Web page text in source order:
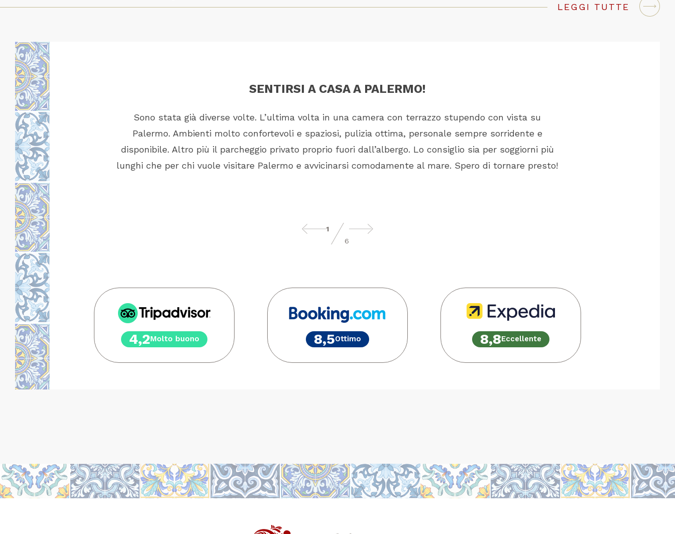
LEGGI TUTTE
,capace di
Locazione
per raggiungere
al meglio.
SENTIRSI A CASA A PALERMO!
Sono stata già diverse volte. L’ultima volta in una camera con terrazzo stupendo con vista su
Palermo. Ambienti molto confortevoli e spaziosi, pulizia ottima, personale sempre sorridente e
disponibile. Altro più il parcheggio privato proprio fuori dall’albergo. Lo consiglio sia per soggiorni più
lunghi che per chi vuole visitare Palermo e avvicinarsi comodamente al mare. Spero di tornare presto!
1
6
4,2Molto buono 8,5Ottimo 8,8Eccellente